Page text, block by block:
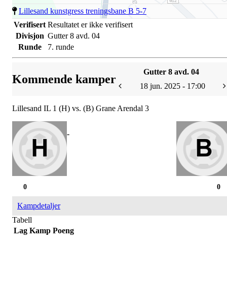
Lillesand kunstgress treningsbane B 5-7
Verifisert Resultatet er ikke verifisert
Divisjon Gutter 8 avd. 04
Runde
7. runde
Kommende kamper
Gutter 8 avd. 04
18 jun. 2025 - 17:00
Lillesand IL 1 (H) vs. (B) Grane Arendal 3
-
0
0
Kampdetaljer
Tabell
Lag Kamp Poeng